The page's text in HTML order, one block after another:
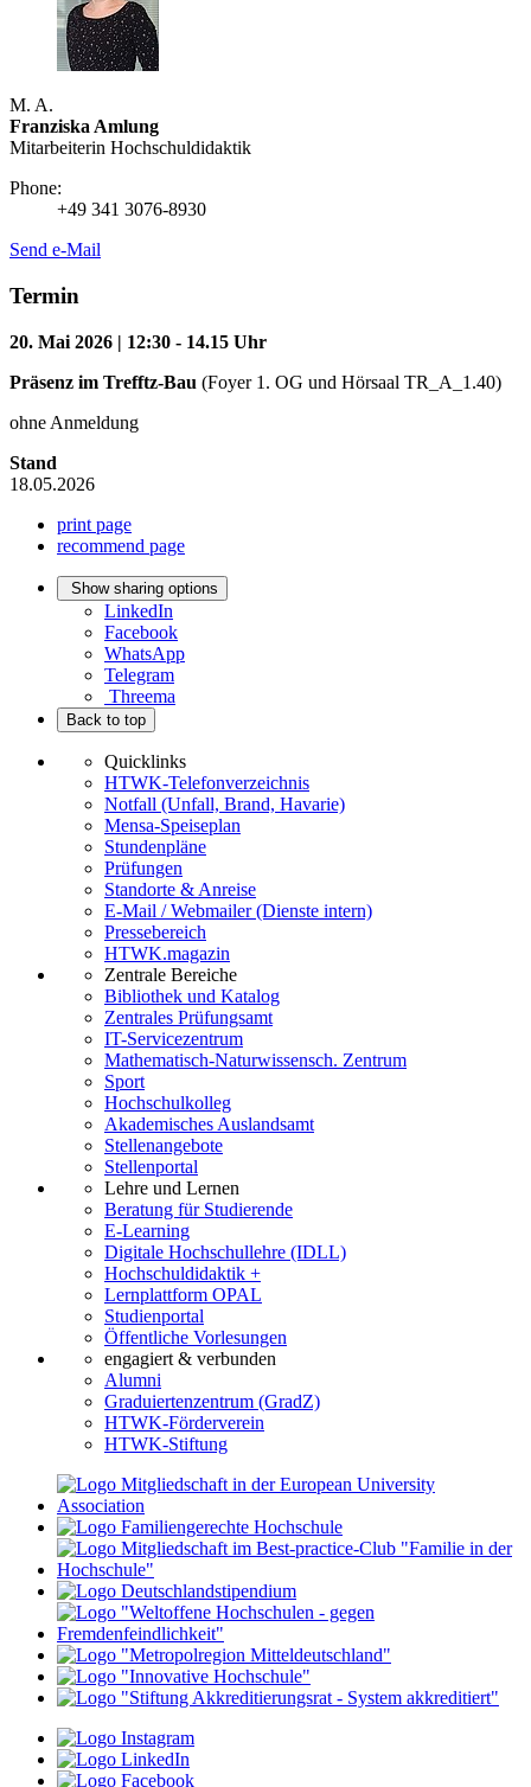
M. A.
Franziska Amlung
Mitarbeiterin Hochschuldidaktik
Phone:
+49 341 3076-8930
Send e-Mail
Termin
20. Mai 2026 | 12:30 - 14.15 Uhr
Präsenz im Trefftz-Bau (Foyer 1. OG und Hörsaal TR_A_1.40)
ohne Anmeldung
Stand
18.05.2026
print page
recommend page
Show sharing options
LinkedIn
Facebook
WhatsApp
Telegram
Threema
Back to top
Quicklinks
HTWK-Telefonverzeichnis
Notfall (Unfall, Brand, Havarie)
Mensa-Speiseplan
Stundenpläne
Prüfungen
Standorte & Anreise
E-Mail / Webmailer (Dienste intern)
Pressebereich
HTWK.magazin
Zentrale Bereiche
Bibliothek und Katalog
Zentrales Prüfungsamt
IT-Servicezentrum
Mathematisch-Naturwissensch. Zentrum
Sport
Hochschulkolleg
Akademisches Auslandsamt
Stellenangebote
Stellenportal
Lehre und Lernen
Beratung für Studierende
E-Learning
Digitale Hochschullehre (IDLL)
Hochschuldidaktik +
Lernplattform OPAL
Studienportal
Öffentliche Vorlesungen
engagiert & verbunden
Alumni
Graduiertenzentrum (GradZ)
HTWK-Förderverein
HTWK-Stiftung